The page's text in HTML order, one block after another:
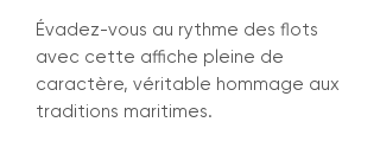
Évadez-vous au rythme des flots
avec cette affiche pleine de
caractère, véritable hommage aux
traditions maritimes.